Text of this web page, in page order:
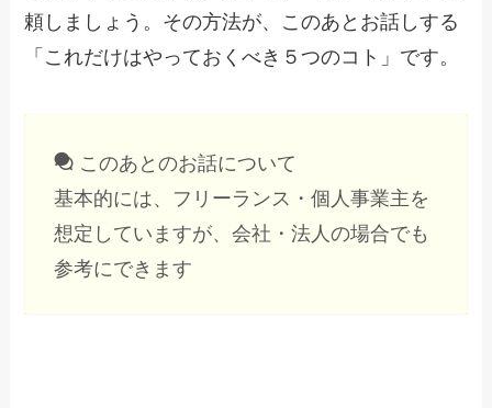
頼しましょう。その方法が、このあとお話しする
「これだけはやっておくべき５つのコト」です。
このあとのお話について
基本的には、フリーランス・個人事業主を
想定していますが、会社・法人の場合でも
参考にできます